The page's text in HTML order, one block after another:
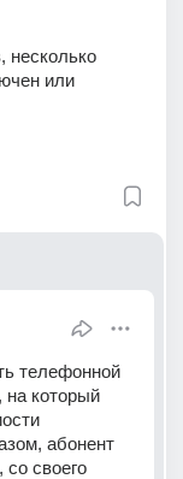
несколько
или
телефонной
на который
абонент
своего